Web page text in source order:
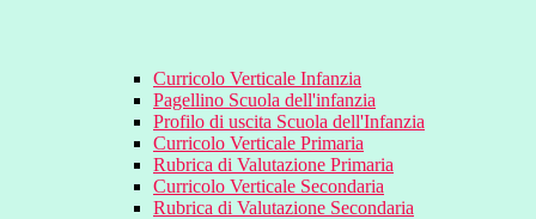
Curricolo Verticale Infanzia
Pagellino Scuola dell'infanzia
Profilo di uscita Scuola dell'Infanzia
Curricolo Verticale Primaria
Rubrica di Valutazione Primaria
Curricolo Verticale Secondaria
Rubrica di Valutazione Secondaria